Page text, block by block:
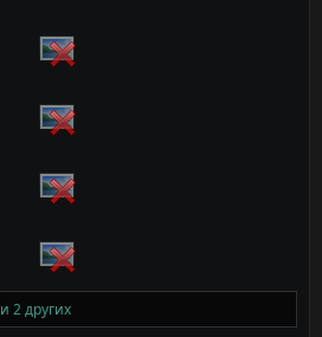
и 2 других